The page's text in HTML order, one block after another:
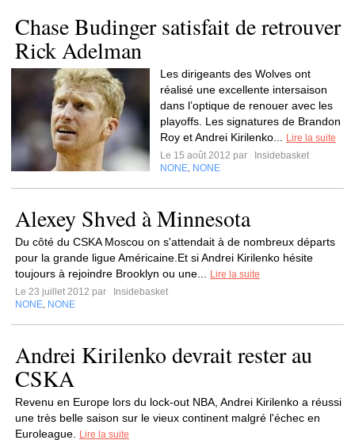
Chase Budinger satisfait de retrouver
Rick Adelman
Les dirigeants des Wolves ont
réalisé une excellente intersaison
dans l’optique de renouer avec les
playoffs. Les signatures de Brandon
Roy et Andrei Kirilenko...
Lire la suite
Le 15 août 2012 par
Insidebasket
NONE NONE
Alexey Shved à Minnesota
Du côté du CSKA Moscou on s'attendait à de nombreux départs
pour la grande ligue Américaine.Et si Andrei Kirilenko hésite
toujours à rejoindre Brooklyn ou une...
Lire la suite
Le 23 juillet 2012 par
Insidebasket
NONE NONE
Andrei Kirilenko devrait rester au
CSKA
Revenu en Europe lors du lock-out NBA, Andrei Kirilenko a réussi
une très belle saison sur le vieux continent malgré l'échec en
Euroleague.
Lire la suite